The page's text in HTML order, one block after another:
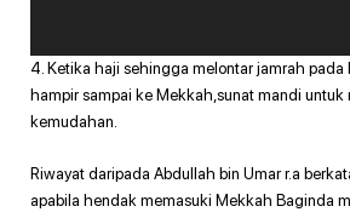
4. Ketika haji sehingga melontar jamrah pada
hampir sampai ke Mekkah,sunat mandi untuk
kemudahan.
Riwayat daripada Abdullah bin Umar r.a
apabila hendak memasuki Mekkah Baginda